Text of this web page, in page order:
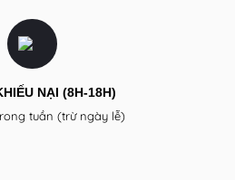
NẠI (8H-18H)
tuần (trừ ngày lễ)